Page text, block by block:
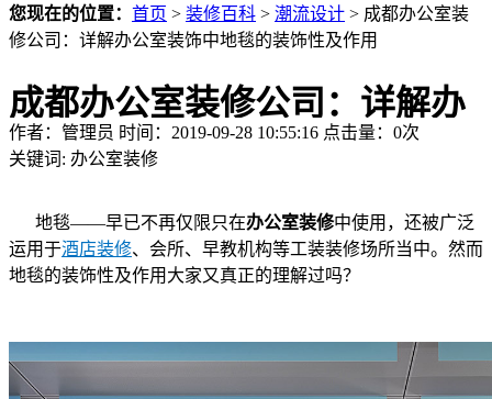
您现在的位置： 首页 > 装修百科 > 潮流设计 > 成都办公室装
修公司：详解办公室装饰中地毯的装饰性及作用
成都办公室装修公司：详解办
公室装饰中地毯的装饰性及作
用
作者：管理员 时间：2019-09-28 10:55:16 点击量： 0次
关键词: 办公室装修
地毯——早已不再仅限只在办公室装修中使用，还被广泛
运用于酒店装修、会所、早教机构等工装装修场所当中。然而
地毯的装饰性及作用大家又真正的理解过吗？